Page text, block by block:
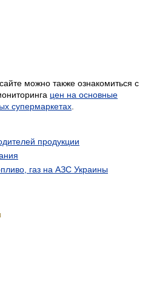
можно также ознакомиться с
цен на основные
супермаркетах
продукции
газ на АЗС Украины